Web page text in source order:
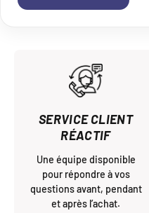
SERVICE CLIENT
RÉACTIF
Une équipe disponible
pour répondre à vos
questions avant, pendant
et après l’achat.